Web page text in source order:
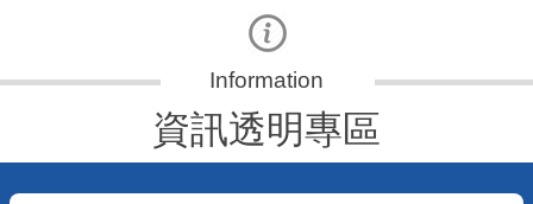
資訊透明專區